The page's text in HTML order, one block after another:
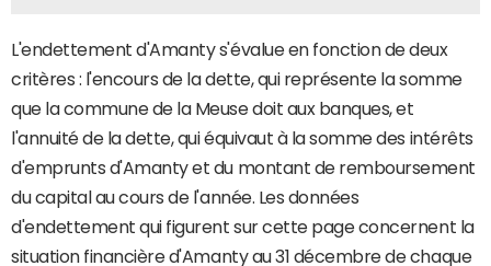
L'endettement d'Amanty s'évalue en fonction de deux
critères : l'encours de la dette, qui représente la somme
que la commune de la Meuse doit aux banques, et
l'annuité de la dette, qui équivaut à la somme des intérêts
d'emprunts d'Amanty et du montant de remboursement
du capital au cours de l'année. Les données
d'endettement qui figurent sur cette page concernent la
situation financière d'Amanty au 31 décembre de chaque